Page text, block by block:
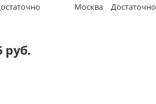
руб.
Москва
Достаточно